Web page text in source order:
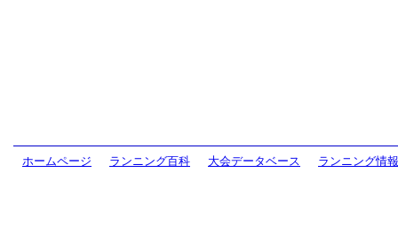
ホームページ ランニング百科 大会データベース ランニング情